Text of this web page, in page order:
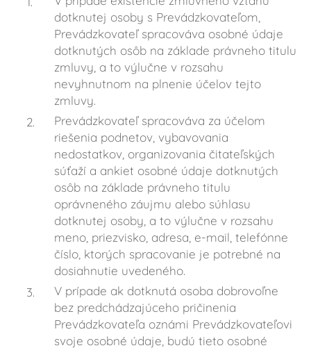
dotknutej osoby s Prevádzkovateľom,
Prevádzkovateľ spracováva osobné údaje
dotknutých osôb na základe právneho titulu
zmluvy, a to výlučne v rozsahu
nevyhnutnom na plnenie účelov tejto
zmluvy.
Prevádzkovateľ spracováva za účelom
riešenia podnetov, vybavovania
nedostatkov, organizovania čitateľských
súťaží a ankiet osobné údaje dotknutých
osôb na základe právneho titulu
oprávneného záujmu alebo súhlasu
dotknutej osoby, a to výlučne v rozsahu
meno, priezvisko, adresa, e-mail, telefónne
číslo, ktorých spracovanie je potrebné na
dosiahnutie uvedeného.
V prípade ak dotknutá osoba dobrovoľne
bez predchádzajúceho pričinenia
Prevádzkovateľa oznámi Prevádzkovateľovi
svoje osobné údaje, budú tieto osobné